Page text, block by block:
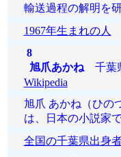
輸送過程の解明を研
1967年生まれの人
8
旭爪あかね千葉
Wikipedia
旭爪 あかね（ひの
は、日本の小説家
全国の千葉県出身